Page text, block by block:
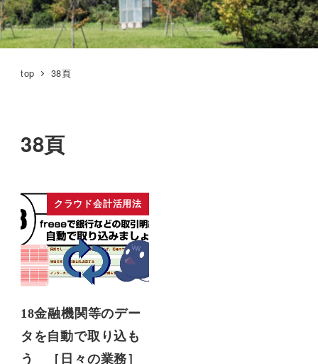
top 38頁
38頁
クラウド会計活用法
18金融機関等のデー
タを自動で取り込も
う ［日々の業務］